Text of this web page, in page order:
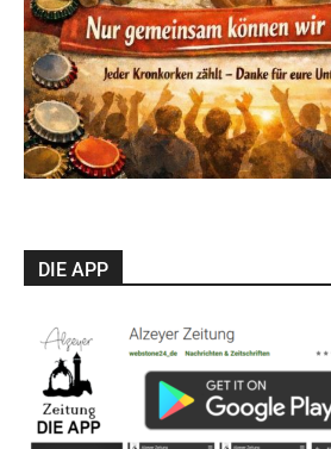
DIE APP